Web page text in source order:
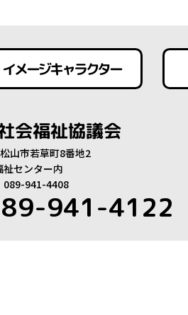
イメージキャラクター
会福祉協議会
山市若草町8番地2
センター内
089-941-4408
941-4122